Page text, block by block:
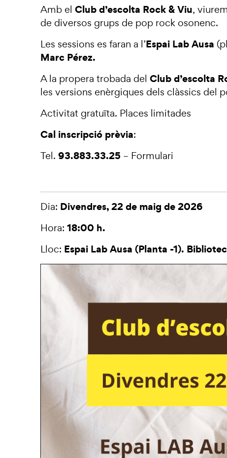
Amb el Club d’escolta Rock & Viu,
de diversos grups de pop rock osonenc.
Les sessions es faran a l’Espai Lab Ausa
Marc Pérez.
A la propera trobada del Club d’escolta
les versions enèrgiques dels clàssics del
Activitat gratuïta. Places limitades
Cal inscripció prèvia:
Tel. 93.883.33.25 – Formulari
Dia: Divendres, 22 de maig de 2026
Hora: 18:00 h.
Lloc: Espai Lab Ausa (Planta -1).